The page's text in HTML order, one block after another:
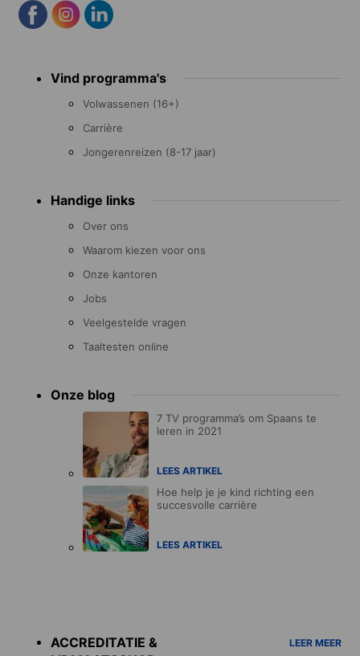
menu Vind programma's
Volwassenen (16+)
Carrière
Jongerenreizen (8-17 jaar)
Handige links
Over ons
Waarom kiezen voor ons
Onze kantoren
Jobs
Veelgestelde vragen
Taaltesten online
Onze blog
7 TV programma’s om Spaans te
leren in 2021
LEES ARTIKEL
Hoe help je je kind richting een
succesvolle carrière
LEES ARTIKEL
ACCREDITATIE &
LEER MEER